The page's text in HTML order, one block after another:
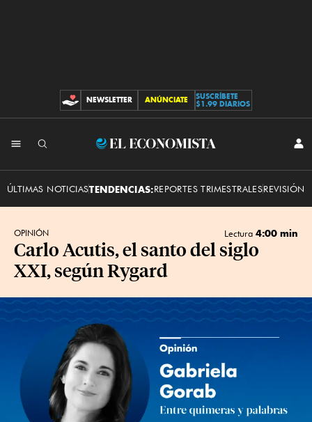
CONTRIBUCIONES
NEWSLETTER ANÚNCIATE
SUSCRÍBETE
$1.99 DIARIOS
El
ÚLTIMAS NOTICIASTENDENCIAS:REPORTES TRIMESTRALESREVISIÓN
OPINIÓN Lectura 4:00 min
Carlo Acutis, el santo del siglo
XXI, según Rygard